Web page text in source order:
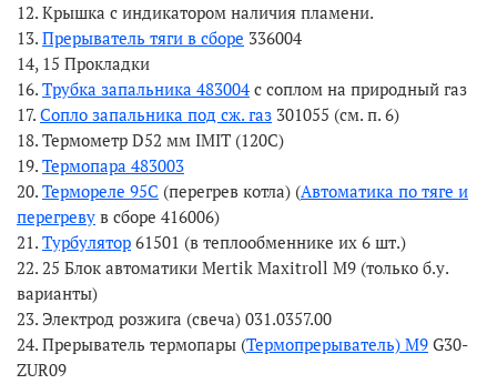
12. Крышка с индикатором наличия пламени.
13. Прерыватель тяги в сборе 336004
14, 15 Прокладки
16. Трубка запальника 483004 с соплом на природный газ
17. Сопло запальника под сж. газ 301055 (см. п. 6)
18. Термометр D52 мм IMIT (120C)
19. Термопара 483003
20. Термореле 95С (перегрев котла) (Автоматика по тяге и
перегреву в сборе 416006)
21. Турбулятор 61501 (в теплообменнике их 6 шт.)
22. 25 Блок автоматики Mertik Maxitroll М9 (только б.у.
варианты)
23. Электрод розжига (свеча) 031.0357.00
24. Прерыватель термопары (Термопрерыватель) М9 G30-
ZUR09